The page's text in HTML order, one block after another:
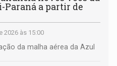
Paraná a partir de
2026 às 15:00
da malha aérea da Azul